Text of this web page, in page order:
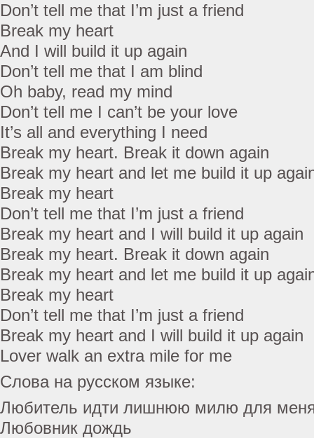
Don’t tell me that I’m just a friend
Break my heart
And I will build it up again
Don’t tell me that I am blind
Oh baby, read my mind
Don’t tell me I can’t be your love
It’s all and everything I need
Break my heart. Break it down again
Break my heart and let me build it up
Break my heart
Don’t tell me that I’m just a friend
Break my heart and I will build it up again
Break my heart. Break it down again
Break my heart and let me build it up
Break my heart
Don’t tell me that I’m just a friend
Break my heart and I will build it up again
Lover walk an extra mile for me
Слова на русском языке:
Любитель идти лишнюю милю для
Любовник дождь